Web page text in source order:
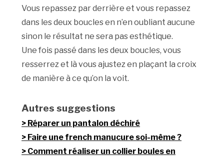
Vous repassez par derrière et vous repassez
dans les deux boucles en n’en oubliant aucune
sinon le résultat ne sera pas esthétique.
Une fois passé dans les deux boucles, vous
resserrez et là vous ajustez en plaçant la croix
de manière à ce qu’on la voit.
Autres suggestions
Réparer un pantalon déchiré
Faire une french manucure soi-même ?
Comment réaliser un collier boules en